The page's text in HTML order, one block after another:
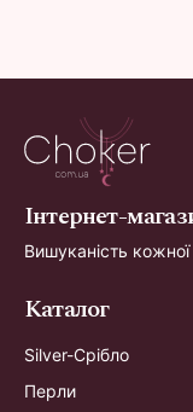
Інтернет-
Вишуканість кожної
Каталог
Silver-Срібло
Перли